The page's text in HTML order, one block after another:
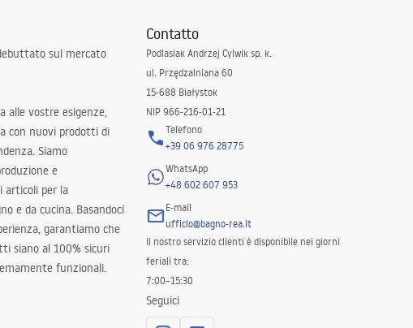
sul mercato
alle vostre esigenze,
con nuovi prodotti di
Siamo
e
articoli per la
e da cucina. Basandoci
garantiamo che
siano al 100% sicuri
funzionali.
Contatto
Podlasiak Andrzej Cylwik sp. k.
ul. Przędzalniana 60
15-688 Białystok
NIP 966-216-01-21
Telefono
+39 06 976 28775
WhatsApp
+48 602 607 953
E-mail
ufficio@bagno-rea.it
Il nostro servizio clienti è disponibile nei giorni
feriali tra:
7:00–15:30
Seguici